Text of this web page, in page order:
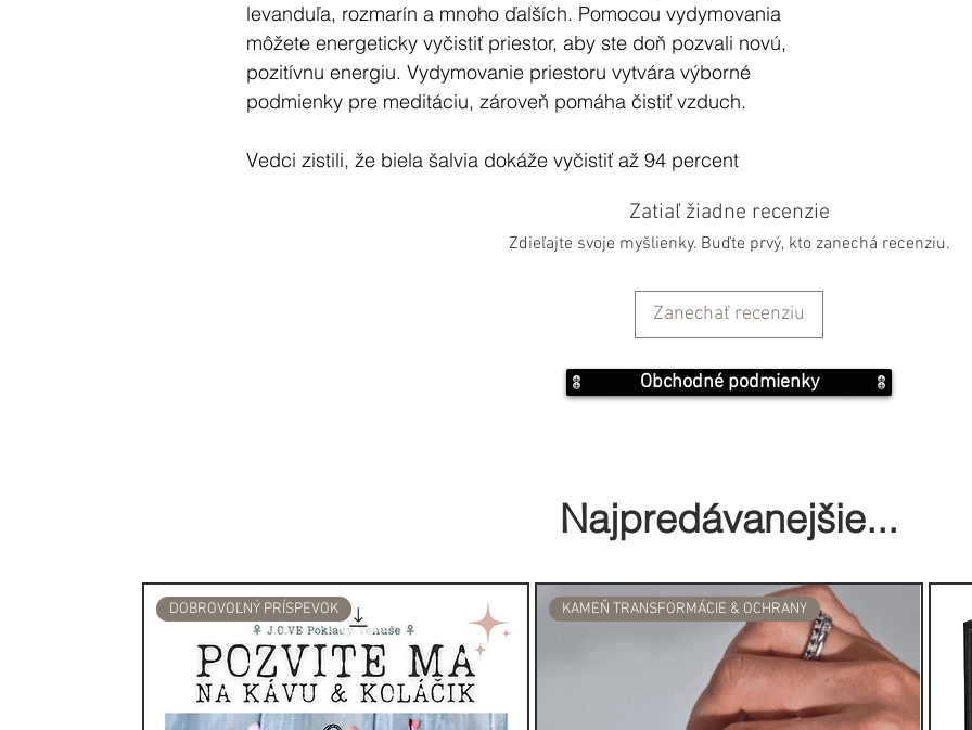
levanduľa, rozmarín a mnoho ďalších. Pomocou vydymovania
môžete energeticky vyčistiť priestor, aby ste doň pozvali novú,
pozitívnu energiu. Vydymovanie priestoru vytvára výborné
podmienky pre meditáciu, zároveň pomáha čistiť vzduch.
Vedci zistili, že biela šalvia dokáže vyčistiť až 94 percent
pálení šalvie sa uvoľňujú negatívne ióny, čo súvisí s
pozitívnym naladením ľudí. K vydydymovaniu sú potrebné len
kadidelnica /resp. akákoľvek ohňuvzdorná misa/.
Než začnete, nezabudnite otvoriť dvere alebo okno, pretože
nežiaduca energia, ktorú sa pokúšate vyčistiť, musí mať cestu,
sfúknite zapálený koniec, z vášho zväzku sa začne šíriť
dym. Zväzok položte do ohňuvzdornej misy, aby
História a magické využitie Bielej šalvie:
Už stovky rokov je Biela šalvia považovaná za posvätnú
očistnú rastlinu. Domorodí Američania začali tradíciu
spaľovania suchých zviazaných listov počas svojich obradov
Zatiaľ žiadne recenzie
Zdieľajte svoje myšlienky. Buďte prvý, kto zanechá recenziu.
Zanechať recenziu
Obchodné podmienky
Najpredávanejšie...
DOBROVOĽNÝ PRÍSPEVOK KAMEŇ TRANSFORMÁCIE & OCHRANY